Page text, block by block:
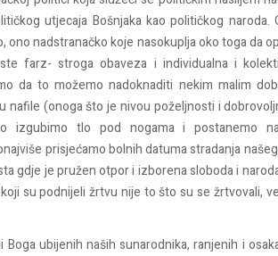
utjecaja Bošnjaka kao političkog naroda.
, ononadstranačko koje nasokupljaokotoga da
farz-stroga obaveza i individualna i
da tomožemo nadoknaditi nekim malim dob
nafile (onogašto je nivou poželjnosti i
izgubimo tlo pod nogama i postanemo
prisjećamobolnihdatumastradanjanašeg
gdje jepruženotpori izborenaslobodai
supodnijeli žrtvu nije tošto su se žrtvovali,
Bogaubijenih naših sunarodnika,ranjenih i